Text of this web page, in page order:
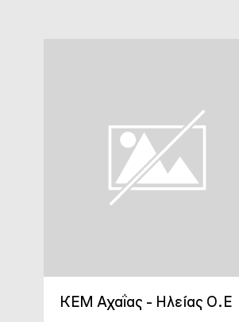
ΚΕΜ Αχαΐας - Ηλείας Ο.Ε